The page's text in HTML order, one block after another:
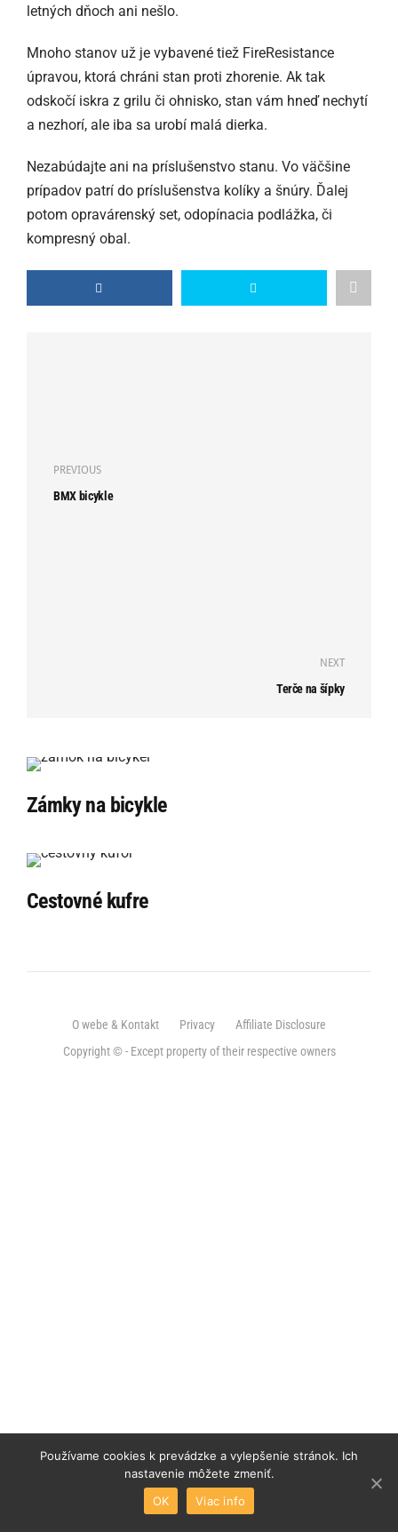
letných dňoch ani nešlo.
Mnoho stanov už je vybavené tiež FireResistance
úpravou, ktorá chráni stan proti zhorenie. Ak tak
odskočí iskra z grilu či ohnisko, stan vám hneď nechytí
a nezhorí, ale iba sa urobí malá dierka.
Nezabúdajte ani na príslušenstvo stanu. Vo väčšine
prípadov patrí do príslušenstva kolíky a šnúry. Ďalej
potom opravárenský set, odopínacia podlážka, či
kompresný obal.
PREVIOUS
BMX bicykle
NEXT
Terče na šípky
Zámky na bicykle
Cestovné kufre
O webe & Kontakt Privacy
Affiliate Disclosure
Copyright © - Except property of their respective owners
Používame cookies k prevádzke a vylepšenie stránok. Ich
nastavenie môžete zmeniť.
OK
Viac info